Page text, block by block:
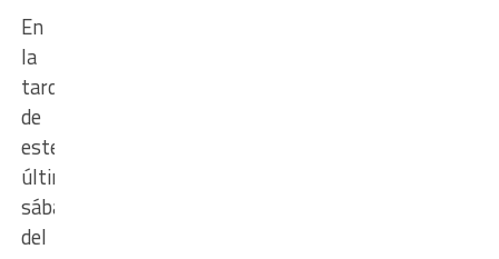
En
la
tarde
de
este
último
sábado
del